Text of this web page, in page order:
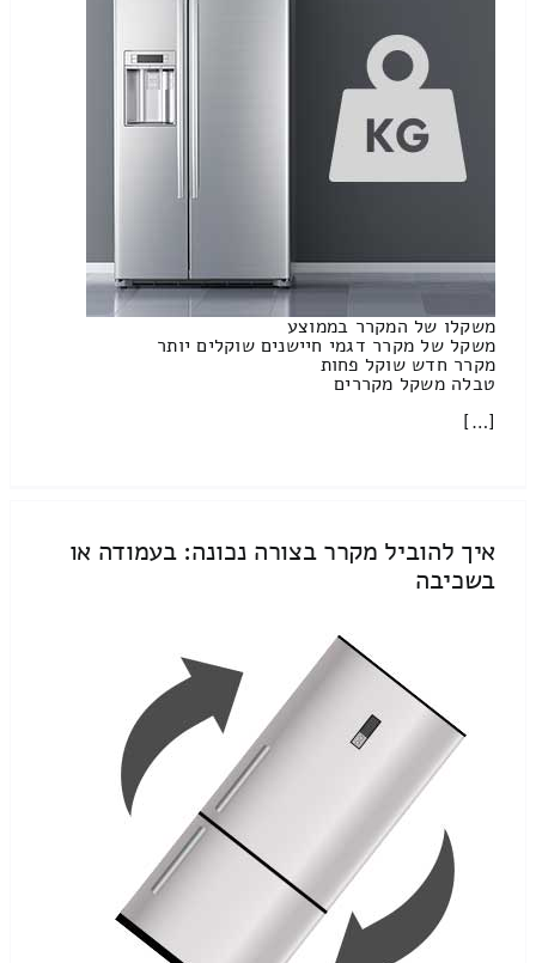
משקלו של המקרר בממוצע
משקל של מקרר דגמי חיישנים שוקלים יותר
מקרר חדש שוקל פחות
טבלה משקל מקררים
[…]
איך להוביל מקרר בצורה נכונה: בעמודה או
בשכיבה